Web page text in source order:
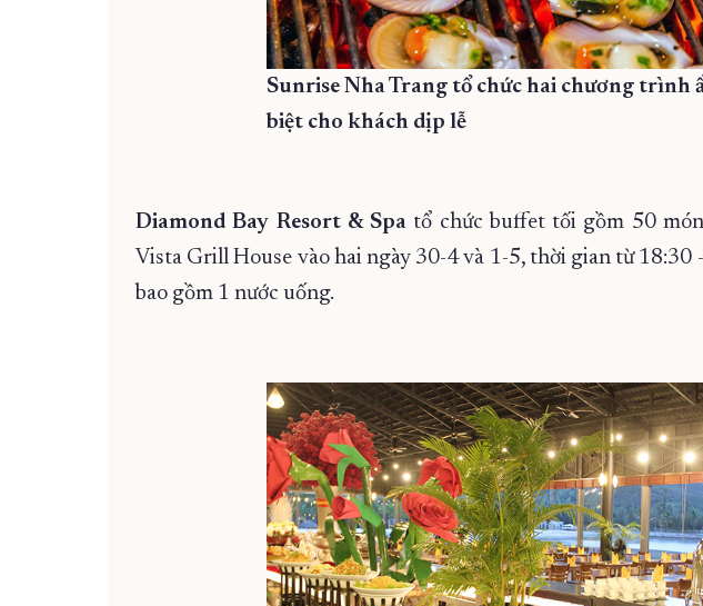
Sunrise Nha Trang tổ chức hai chương trình
biệt cho khách dịp lễ
Diamond Bay Resort & Spa tổ chức buffet tối gồm 50
Vista Grill House vào hai ngày 30-4 và 1-5, thời gian từ
bao gồm 1 nước uống.